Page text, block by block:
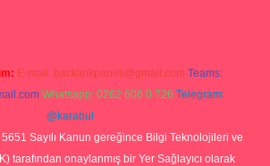
E-mail: backlinkpaneli@gmail.com Teams:
Whatsapp: 0262 606 0 726 Telegram:
@karabul
Sayılı Kanun gereğince Bilgi Teknolojileri ve
tarafından onaylanmış bir Yer Sağlayıcı olarak